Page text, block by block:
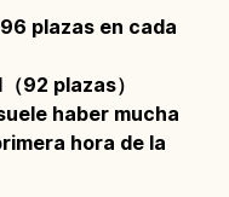
plazas en cada
92 plazas）
haber mucha
hora de la